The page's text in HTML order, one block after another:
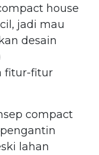
house
jadi mau
desain
fitur-fitur
compact
lahan